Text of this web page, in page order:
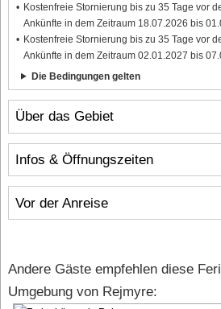
Über das Gebiet
Infos & Öffnungszeiten
Vor der Anreise
Kostenfreie Stornierung bis zu 35 Tage vor
Ankünfte in dem Zeitraum 18.07.2026 bis
Kostenfreie Stornierung bis zu 35 Tage vor
Ankünfte in dem Zeitraum 02.01.2027 bis
Die Bedingungen gelten
Andere Gäste empfehlen diese
Umgebung von Rejmyre: